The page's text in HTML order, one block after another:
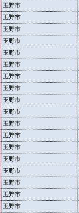
玉野市
玉野市
玉野市
玉野市
玉野市
玉野市
玉野市
玉野市
玉野市
玉野市
玉野市
玉野市
玉野市
玉野市
玉野市
玉野市
玉野市
玉野市